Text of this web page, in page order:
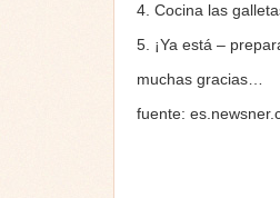
4. Cocina las
5. ¡Ya está –
muchas gracias…
fuente: